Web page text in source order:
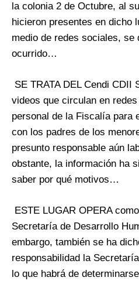
la colonia 2 de Octubre, al
hicieron presentes en dicho
medio de redes sociales, se
ocurrido…
SE TRATA DEL Cendi CDII
videos que circulan en
personal de la Fiscalía para
con los padres de los
presunto responsable aún
obstante, la información ha
saber por qué motivos…
ESTE LUGAR OPERA
Secretaría de Desarrollo
embargo, también se ha
responsabilidad la
lo que habrá de